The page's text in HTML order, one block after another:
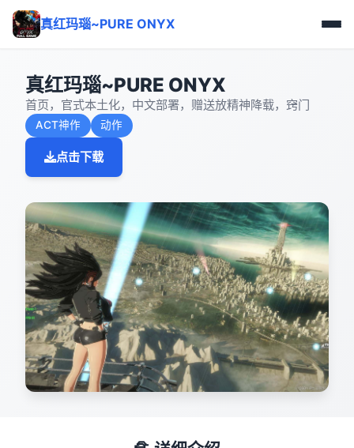
真红玛瑙~PURE ONYX
真红玛瑙~PURE ONYX
首页，官式本土化，中文部署，赠送放精神降载，窍门
ACT神作 动作
点击下载